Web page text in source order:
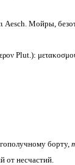
Aesch. Мойры,
Plut.):
борту,
несчастий.